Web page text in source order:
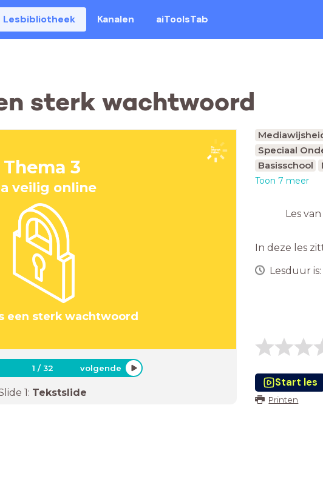
Lesbibliotheek Kanalen aiToolsTab
sterk wachtwoord
veilig online
Thema 3
een sterk wachtwoord
1 /32 volgende
1: Tekstslide
Speciaal
Basisschool
Toon 7 meer
Les van
In deze les
Lesduur is:
Start les
Printen